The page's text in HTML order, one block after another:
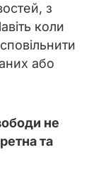
з
коли
або
не
та